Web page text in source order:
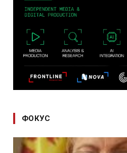
ФОКУС